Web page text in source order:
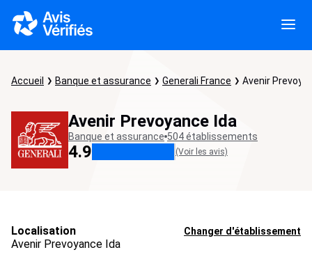
Accueil Banque et assurance Generali France Avenir
Avenir Prevoyance Ida
Banque et assurance 504 établissements
4.9 (Voir les avis)
Localisation Changer d'établissement
Avenir Prevoyance Ida